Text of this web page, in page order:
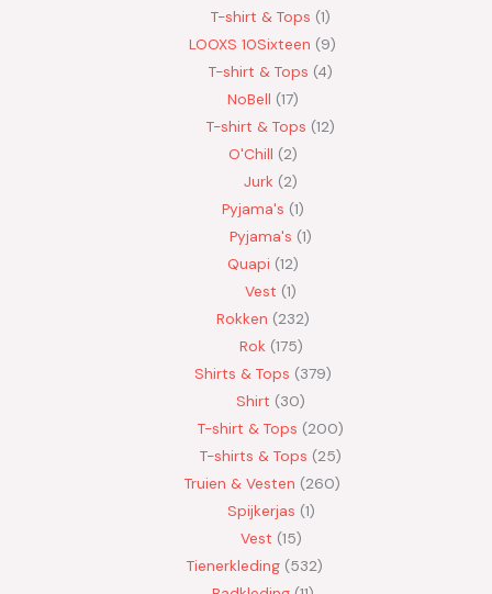
T-shirt & Tops 1
LOOXS 10Sixteen
9
T-shirt & Tops 4
NoBell 17
T-shirt & Tops 12
O'Chill 2
Jurk 2
Pyjama's 1
Pyjama's 1
Quapi 12
Vest 1
Rokken 232
Rok 175
Shirts & Tops 379
Shirt
30
T-shirt & Tops
200
T-shirts & Tops
25
Truien & Vesten
260
Spijkerjas 1
Vest 15
Tienerkleding 532